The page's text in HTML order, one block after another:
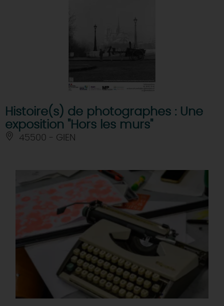
Histoire(s) de photographes : Une
exposition "Hors les murs"
45500 - GIEN